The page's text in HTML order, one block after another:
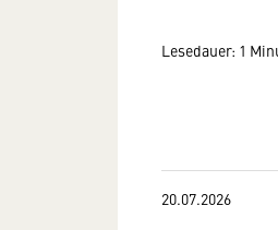
Lesedauer: 1
20.07.2026